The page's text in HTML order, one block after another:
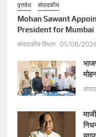
वृत्तवेध संपादकीय
Mohan Sawant
President for Mumbai
संपादकीय विभाग 05/08/